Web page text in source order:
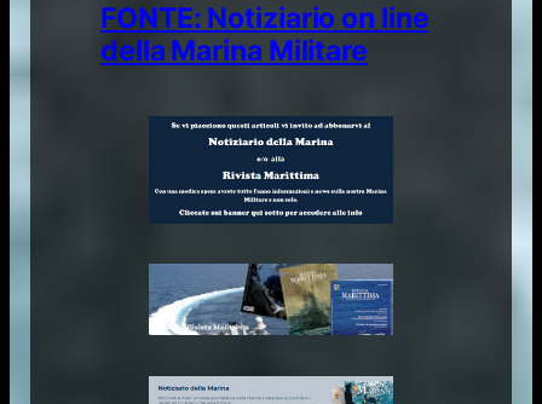
FONTE: Notiziario on line
della Marina Militare